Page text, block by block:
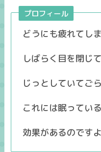
プロフィール
どうにも疲れてし
しばらく目を閉じて
じっとしていてご
これには眠ってい
効果があるのですよ